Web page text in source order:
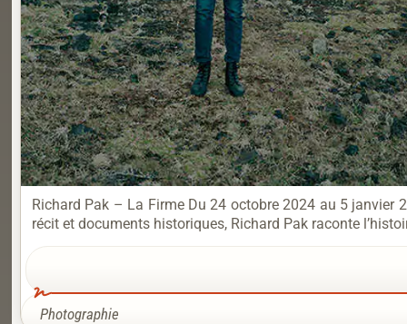
Richard Pak – La Firme Du 24 octobre 2024 au 5 janvier
récit et documents historiques, Richard Pak raconte
Photographie